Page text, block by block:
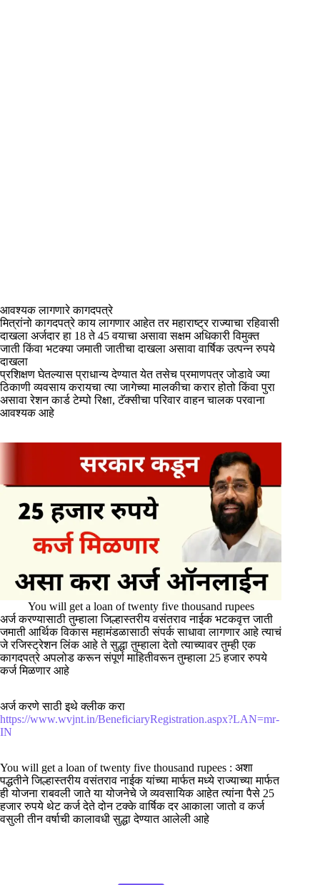
आवश्यक लागणारे कागदपत्रे
मित्रांनो कागदपत्रे काय लागणार आहेत तर महाराष्ट्र राज्याचा रहिवासी
दाखला अर्जदार हा 18 ते 45 वयाचा असावा सक्षम अधिकारी विमुक्त
जाती किंवा भटक्या जमाती जातीचा दाखला असावा वार्षिक उत्पन्न रुपये
दाखला
प्रशिक्षण घेतल्यास प्राधान्य देण्यात येत तसेच प्रमाणपत्र जोडावे ज्या
ठिकाणी व्यवसाय करायचा त्या जागेच्या मालकीचा करार होतो किंवा पुरा
असावा रेशन कार्ड टेम्पो रिक्षा, टॅक्सीचा परिवार वाहन चालक परवाना
आवश्यक आहे
You will get a loan of twenty five thousand rupees
अर्ज करण्यासाठी तुम्हाला जिल्हास्तरीय वसंतराव नाईक भटकवृत्त जाती
जमाती आर्थिक विकास महामंडळासाठी संपर्क साधावा लागणार आहे त्याचं
जे रजिस्ट्रेशन लिंक आहे ते सुद्धा तुम्हाला देतो त्याच्यावर तुम्ही एक
कागदपत्रे अपलोड करून संपूर्ण माहितीवरून तुम्हाला 25 हजार रुपये
कर्ज मिळणार आहे
अर्ज करणे साठी इथे क्लीक करा
https://www.wvjnt.in/BeneficiaryRegistration.aspx?LAN=mr-
IN
You will get a loan of twenty five thousand rupees : अशा
पद्धतीने जिल्हास्तरीय वसंतराव नाईक यांच्या मार्फत मध्ये राज्याच्या मार्फत
ही योजना राबवली जाते या योजनेचे जे व्यवसायिक आहेत त्यांना पैसे 25
हजार रुपये थेट कर्ज देते दोन टक्के वार्षिक दर आकाला जातो व कर्ज
वसुली तीन वर्षाची कालावधी सुद्धा देण्यात आलेली आहे